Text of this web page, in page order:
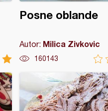
Posne oblande
Autor: Milica Zivkovic
160143